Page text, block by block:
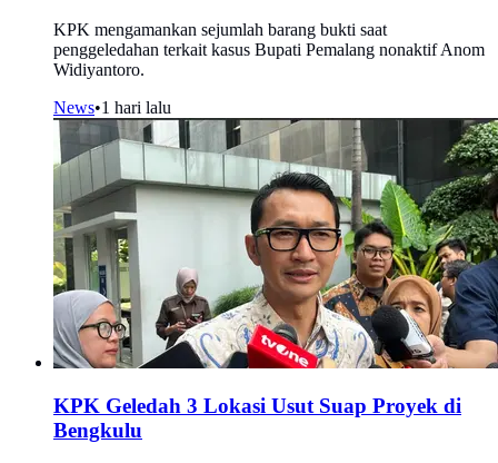
KPK mengamankan sejumlah barang bukti saat
penggeledahan terkait kasus Bupati Pemalang nonaktif Anom
Widiyantoro.
News•1 hari lalu
KPK Geledah 3 Lokasi Usut Suap Proyek di
Bengkulu